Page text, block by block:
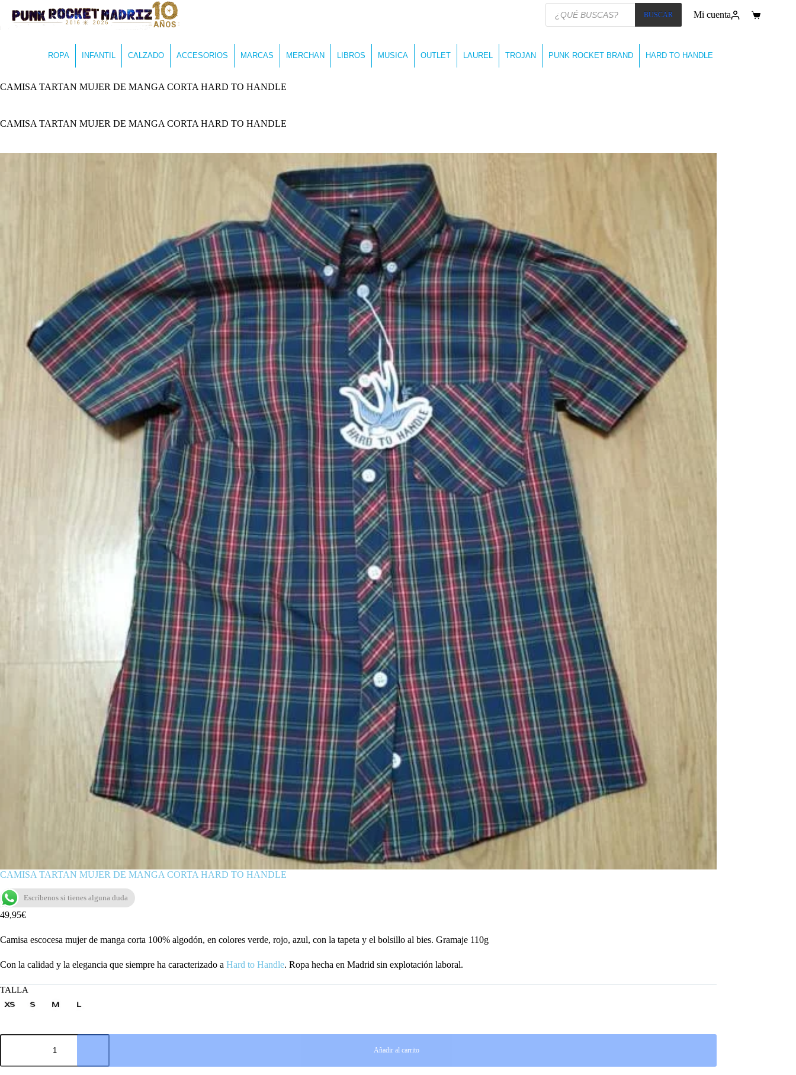
Búsqueda
productos
BUSCAR Mi cuenta
Carro
ROPA INFANTIL CALZADO ACCESORIOS MARCAS MERCHAN LIBROS MUSICA OUTLET LAUREL TROJAN PUNK ROCKET BRAND HARD TO HANDLE
CAMISA TARTAN MUJER DE MANGA CORTA HARD TO HANDLE
CAMISA TARTAN MUJER DE MANGA CORTA HARD TO HANDLE
CAMISA TARTAN MUJER DE MANGA CORTA HARD TO HANDLE
Escríbenos si tienes alguna duda
49,95€
Camisa escocesa mujer de manga corta 100% algodón, en colores verde, rojo, azul, con la tapeta y el bolsillo al bies. Gramaje 110g
Con la calidad y la elegancia que siempre ha caracterizado a Hard to Handle. Ropa hecha en Madrid sin explotación laboral.
TALLA
CAMISA
DE
Añadir al carrito